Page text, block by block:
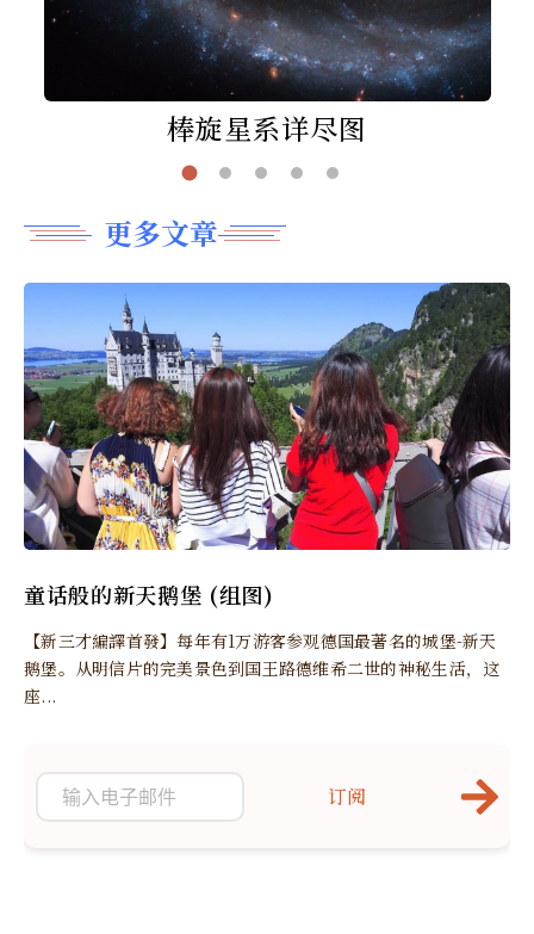
棒旋星系详尽图
更多文章
童话般的新天鹅堡 (组图)
【新三才編譯首發】每年有1万游客参观德国最著名的城堡-新天
鹅堡。从明信片的完美景色到国王路德维希二世的神秘生活，这
座...
订阅